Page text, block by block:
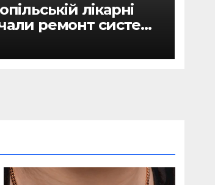
лікарні
ремонт системи